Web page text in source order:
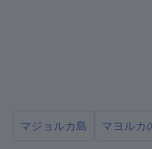
マジョルカ島